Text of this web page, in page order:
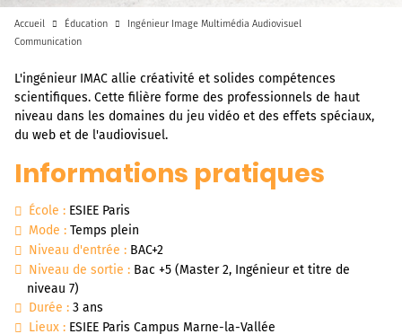
Accueil Éducation
Ingénieur Image Multimédia Audiovisuel
Communication
L'ingénieur IMAC allie créativité et solides compétences
scientifiques. Cette filière forme des professionnels de haut
niveau dans les domaines du jeu vidéo et des effets spéciaux,
du web et de l'audiovisuel.
Informations pratiques
École : ESIEE Paris
Mode : Temps plein
Niveau d'entrée : BAC+2
Niveau de sortie : Bac +5 (Master 2, Ingénieur et titre de
niveau 7)
Durée : 3 ans
Lieux : ESIEE Paris Campus Marne-la-Vallée